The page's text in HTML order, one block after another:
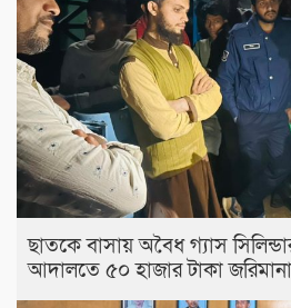
ছাতকে বাসায় অবৈধ গ্যাস
আদালতে ৫০ হাজার টাকা জরিমানা